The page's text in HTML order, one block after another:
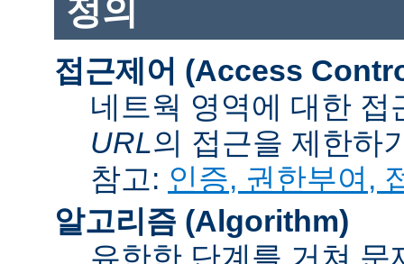
정의
접근제어 (Access
네트웍 영역에 대한
URL의 접근을 제한하
참고: 인증, 권한부여,
알고리즘 (Algorithm)
유한한 단계를 거쳐